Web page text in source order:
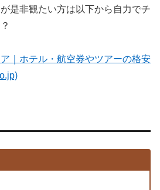
是非観たい方は以下から自力でチ
｜ホテル・航空券やツアーの格安